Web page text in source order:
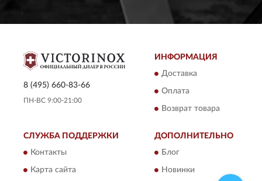
8 (495) 660-83-66
ПН-ВС 9:00-21:00
ИНФОРМАЦИЯ
Доставка
Оплата
Возврат товара
СЛУЖБА ПОДДЕРЖКИ
Контакты
Карта сайта
ДОПОЛНИТЕЛЬНО
Блог
Новинки